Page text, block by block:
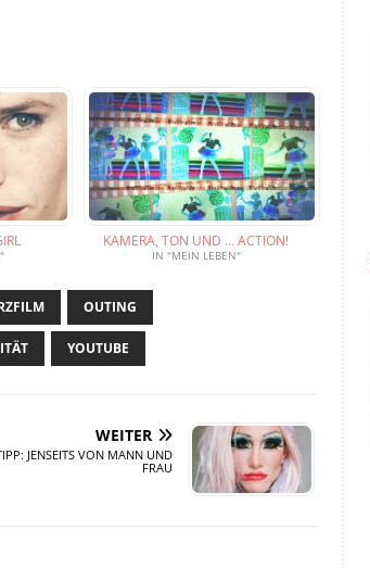
KAMERA, TON UND … ACTION!
IN "MEIN LEBEN"
OUTING
YOUTUBE
WEITER
JENSEITS VON MANN UND
FRAU